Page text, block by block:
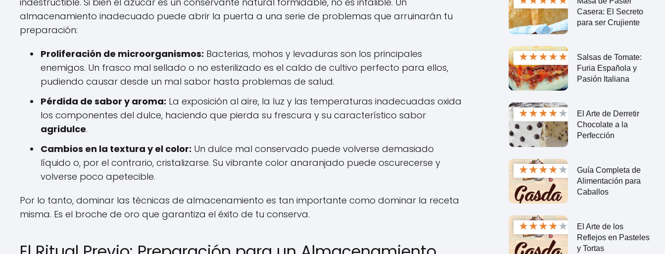
almacenamiento inadecuado puede abrir la puerta a una serie de problemas que arruinarán tu
preparación:
Proliferación de microorganismos: Bacterias, mohos y levaduras son los principales
enemigos. Un frasco mal sellado o no esterilizado es el caldo de cultivo perfecto para ellos,
pudiendo causar desde un mal sabor hasta problemas de salud.
Pérdida de sabor y aroma: La exposición al aire, la luz y las temperaturas inadecuadas oxida
los componentes del dulce, haciendo que pierda su frescura y su característico sabor
agridulce.
Cambios en la textura y el color: Un dulce mal conservado puede volverse demasiado
líquido o, por el contrario, cristalizarse. Su vibrante color anaranjado puede oscurecerse y
volverse poco apetecible.
Por lo tanto, dominar las técnicas de almacenamiento es tan importante como dominar la receta
misma. Es el broche de oro que garantiza el éxito de tu conserva.
Casera: El Secreto
para ser Crujiente
★★★★★
Salsas de Tomate:
Furia Española y
Pasión Italiana
★★★★★
El Arte de Derretir
Chocolate a la
Perfección
★★★★★
Guía Completa de
Alimentación para
Caballos
★★★★★
El Arte de los
Reflejos en Pasteles
y Tortas